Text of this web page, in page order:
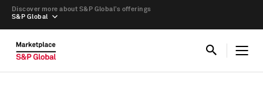
S&P Global
Discover more about S&P Global’s offerings